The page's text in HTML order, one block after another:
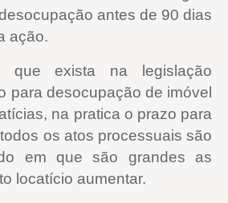
antes de 90 dias
ação.
que exista na legislação
para desocupação de imóvel
na pratica o prazo para
os atos processuais são
em que são grandes as
locatício aumentar.